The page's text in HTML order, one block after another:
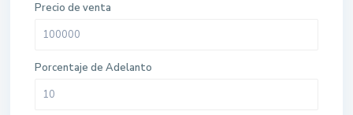
Precio de venta
Porcentaje de Adelanto